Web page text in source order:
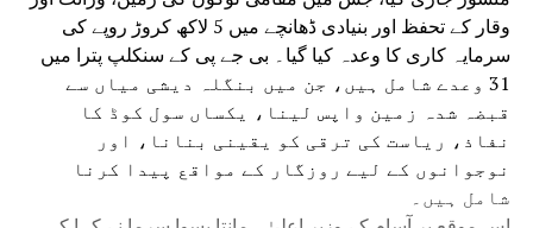
وقار کے تحفظ اور بنیادی ڈھانچے میں 5 لاکھ کروڑ روپے کی
سرمایہ کاری کا وعدہ کیا گیا۔ بی جے پی کے سنکلپ پترا میں
31 وعدے شامل ہیں، جن میں بنگلہ دیشی میاں سے
قبضہ شدہ زمین واپس لینا، یکساں سول کوڈ کا
نفاذ، ریاست کی ترقی کو یقینی بنانا، اور
نوجوانوں کے لیے روزگار کے مواقع پیدا کرنا
شامل ہیں۔